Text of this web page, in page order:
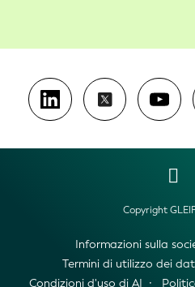
Copyright
Informazioni sulla
Termini di utilizzo dei
Condizioni d'uso di AI